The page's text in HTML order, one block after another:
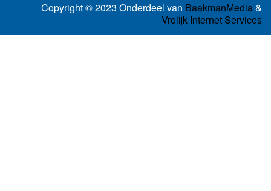
Copyright © 2023 Onderdeel van BaakmanMedia&
Vrolijk Internet Services